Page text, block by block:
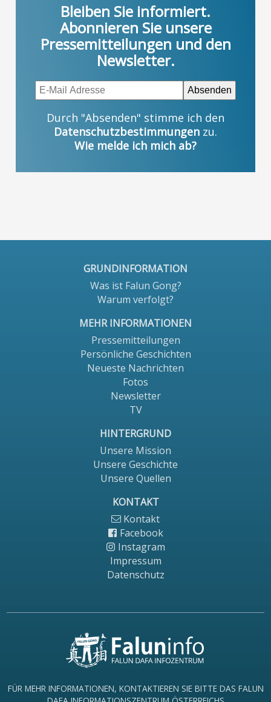
Bleiben Sie informiert.
Abonnieren Sie unsere
Pressemitteilungen und den
Newsletter.
Durch "Absenden" stimme ich den
Datenschutzbestimmungen zu.
Wie melde ich mich ab?
GRUNDINFORMATION
Was ist Falun Gong?
Warum verfolgt?
MEHR INFORMATIONEN
Pressemitteilungen
Persönliche Geschichten
Neueste Nachrichten
Fotos
Newsletter
TV
HINTERGRUND
Unsere Mission
Unsere Geschichte
Unsere Quellen
KONTAKT
Kontakt
Facebook
Instagram
Impressum
Datenschutz
FÜR MEHR INFORMATIONEN, KONTAKTIEREN SIE BITTE DAS FALUN